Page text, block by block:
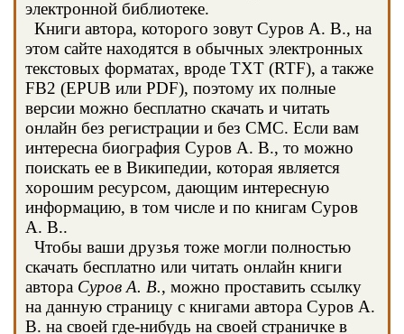
электронной библиотеке.
Книги автора, которого зовут Суров А. В., на
этом сайте находятся в обычных электронных
текстовых форматах, вроде TXT (RTF), а также
FB2 (EPUB или PDF), поэтому их полные
версии можно бесплатно скачать и читать
онлайн без регистрации и без СМС. Если вам
интересна биография Суров А. В., то можно
поискать ее в Википедии, которая является
хорошим ресурсом, дающим интересную
информацию, в том числе и по книгам Суров
А. В..
Чтобы ваши друзья тоже могли полностью
скачать бесплатно или читать онлайн книги
автора Суров А. В., можно проставить ссылку
на данную страницу с книгами автора Суров А.
В. на своей где-нибудь на своей страничке в